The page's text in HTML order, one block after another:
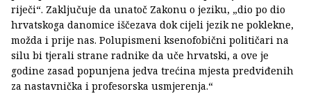
riječi“. Zaključuje da unatoč Zakonu o jeziku, „dio po dio
hrvatskoga danomice iščezava dok cijeli jezik ne poklekne,
možda i prije nas. Polupismeni ksenofobični političari na
silu bi tjerali strane radnike da uče hrvatski, a ove je
godine zasad popunjena jedva trećina mjesta predviđenih
za nastavnička i profesorska usmjerenja.“